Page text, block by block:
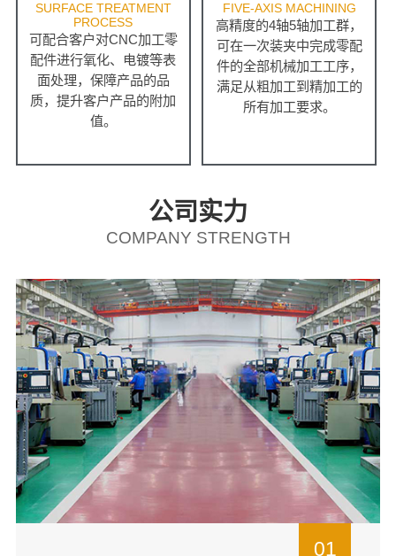
SURFACE TREATMENT
PROCESS
可配合客户对CNC加工零
配件进行氧化、电镀等表
面处理，保障产品的品
质，提升客户产品的附加
值。
FIVE-AXIS MACHINING
高精度的4轴5轴加工群，
可在一次装夹中完成零配
件的全部机械加工工序，
满足从粗加工到精加工的
所有加工要求。
公司实力
COMPANY STRENGTH
01